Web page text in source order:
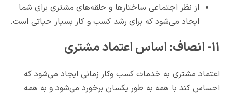
از نظر اجتماعی ساختارها و حلقه‌های مشتری برای شما
ایجاد می‌شود که برای رشد کسب و کار بسیار حیاتی است.
۱۱- انصاف: اساس اعتماد مشتری
اعتماد مشتری به خدمات کسب وکار زمانی ایجاد می‌شود که
احساس کند با همه به طور یکسان برخورد می‌شود و به همه